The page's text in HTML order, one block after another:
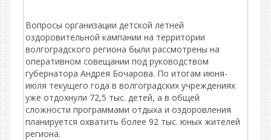
Вопросы организации детской летней
оздоровительной кампании на территории
волгоградского региона были рассмотрены на
оперативном совещании под руководством
губернатора Андрея Бочарова. По итогам июня-
июля текущего года в волгоградских учреждениях
уже отдохнули 72,5 тыс. детей, а в общей
сложности программами отдыха и оздоровления
планируется охватить более 92 тыс. юных жителей
региона.